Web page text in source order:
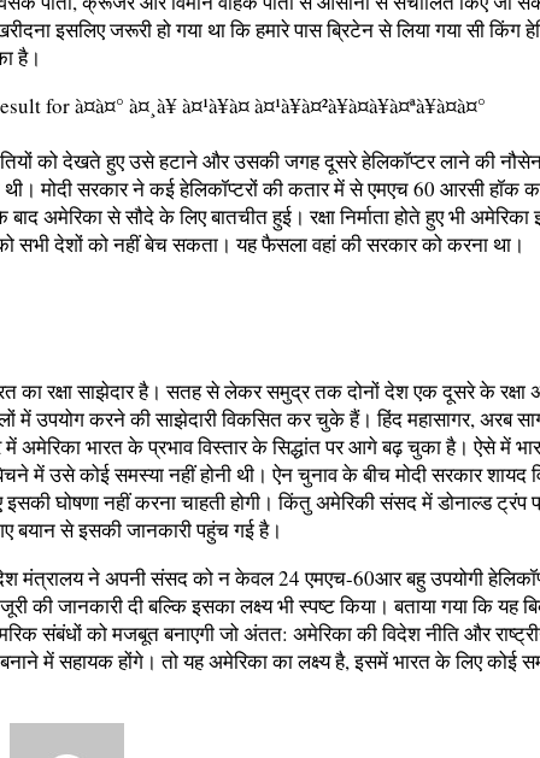
इसलिए जरूरी हो गया था कि हमारे पास ब्रिटेन से लिया गया सी किंग
है।
को देखते हुए उसे हटाने और उसकी जगह दूसरे हेलिकॉप्टर लाने की
थी। मोदी सरकार ने कई हेलिकॉप्टरों की कतार में से एमएच 60 आरसी हॉक
अमेरिका से सौदे के लिए बातचीत हुई। रक्षा निर्माता होते हुए भी अमेरिका
सभी देशों को नहीं बेच सकता। यह फैसला वहां की सरकार को करना था।
का रक्षा साझेदार है। सतह से लेकर समुद्र तक दोनों देश एक दूसरे के
में उपयोग करने की साझेदारी विकसित कर चुके हैं। हिंद महासागर, अरब
में अमेरिका भारत के प्रभाव विस्तार के सिद्धांत पर आगे बढ़ चुका है। ऐसे में
में उसे कोई समस्या नहीं होनी थी। ऐन चुनाव के बीच मोदी सरकार शायद
घोषणा नहीं करना चाहती होगी। किंतु अमेरिकी संसद में डोनाल्ड ट्रंप
बयान से इसकी जानकारी पहुंच गई है।
मंत्रालय ने अपनी संसद को न केवल 24 एमएच-60आर बहु उपयोगी
की जानकारी दी बल्कि इसका लक्ष्य भी स्पष्ट किया। बताया गया कि यह
संबंधों को मजबूत बनाएगी जो अंतत: अमेरिका की विदेश नीति और
में सहायक होंगे। तो यह अमेरिका का लक्ष्य है, इसमें भारत के लिए कोई